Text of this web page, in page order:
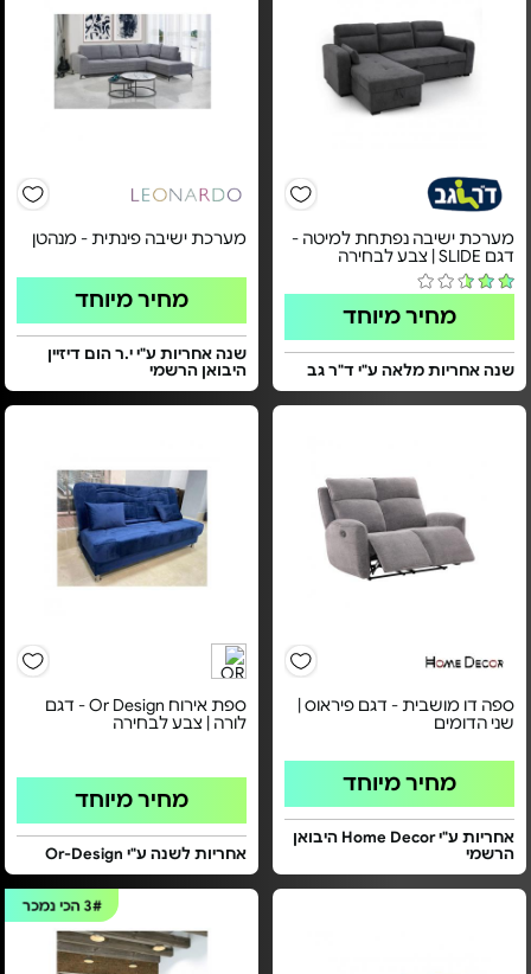
מערכת ישיבה נפתחת למיטה -
דגם SLIDE | צבע לבחירה
מחיר מיוחד
שנה אחריות מלאה ע"י ד"ר גב
מערכת ישיבה פינתית - מנהטן
מחיר מיוחד
שנה אחריות ע"י י.ר הום דיזיין
היבואן הרשמי
ספה דו מושבית - דגם פיראוס |
שני הדומים
מחיר מיוחד
אחריות ע"י Home Decor היבואן
הרשמי
ספת אירוח Or Design - דגם
לורה | צבע לבחירה
מחיר מיוחד
אחריות לשנה ע"י Or-Design
3#הכי נמכר